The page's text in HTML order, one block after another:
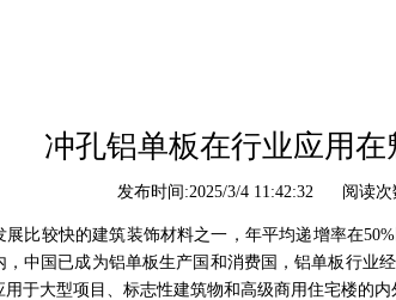
冲孔铝单板在行业应用在
发布时间:2025/3/4 11:42:32 阅读次
较快的建筑装饰材料之一，年平均递增率在50%
，中国已成为铝单板生产国和消费国，铝单板行业
于大型项目、标志性建筑物和高级商用住宅楼的内